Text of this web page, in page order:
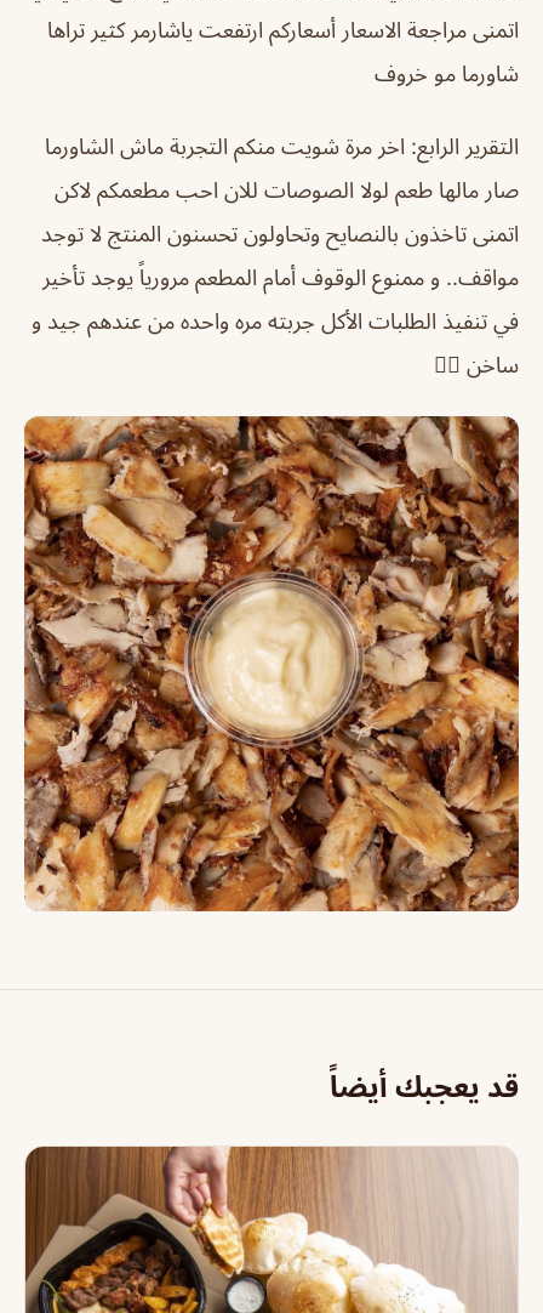
اتمنى مراجعة الاسعار أسعاركم ارتفعت ياشارمر كثير تراها
شاورما مو خروف
التقرير الرابع: اخر مرة شويت منكم التجربة ماش الشاورما
صار مالها طعم لولا الصوصات للان احب مطعمكم لاكن
اتمنى تاخذون بالنصايح وتحاولون تحسنون المنتج لا توجد
مواقف.. و ممنوع الوقوف أمام المطعم مرورياً يوجد تأخير
في تنفيذ الطلبات الأكل جربته مره واحده من عندهم جيد و
ساخن 👍🏻
قد يعجبك أيضاً